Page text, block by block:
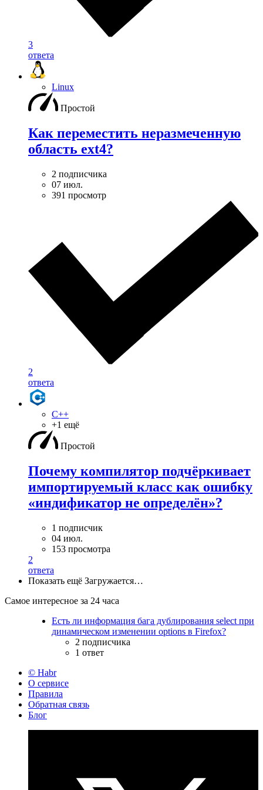
3
ответа
Linux
Простой
Как переместить неразмеченную
область ext4?
2 подписчика
07 июл.
391 просмотр
2
ответа
C++
+1 ещё
Простой
Почему компилятор подчёркивает
импортируемый класс как ошибку
«индификатор не определён»?
1 подписчик
04 июл.
153 просмотра
2
ответа
Показать ещё Загружается…
Самое интересное за 24 часа
Есть ли информация бага дублирования select при
динамическом изменении options в Firefox?
2 подписчика
1 ответ
© Habr
О сервисе
Правила
Обратная связь
Блог